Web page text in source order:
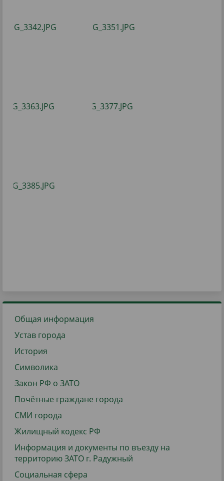
Общая информация
Устав города
История
Символика
Закон РФ о ЗАТО
Почётные граждане города
СМИ города
Жилищный кодекс РФ
Информация и документы по въезду на
территорию ЗАТО г. Радужный
Социальная сфера